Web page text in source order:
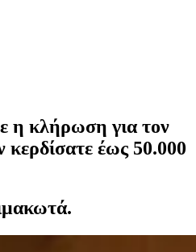
η κλήρωση για τον
κερδίσατε έως 50.000